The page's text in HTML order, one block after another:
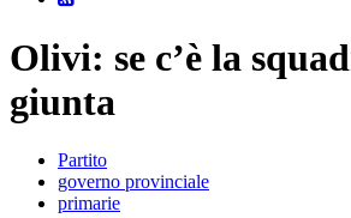
Olivi: se c’è la
giunta
Partito
governo provinciale
primarie